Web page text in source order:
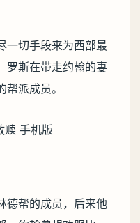
一切手段来为西部最
罗斯在带走约翰的妻
派成员。
德帮的成员，后来他